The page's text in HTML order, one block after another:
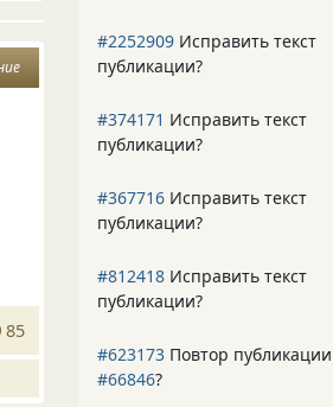
85
#2252909 Исправить текст
публикации?
#374171 Исправить текст
публикации?
#367716 Исправить текст
публикации?
#812418 Исправить текст
публикации?
#623173 Повтор публикации
#66846?